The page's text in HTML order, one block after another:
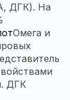
ДГК). На
Омега и
ДГК